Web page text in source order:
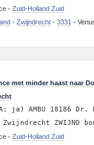
- Zuid-Holland Zuid
- Zwijndrecht- 3331 -
met minder haast naar
ja) AMBU 18186 Dr.
Zwijndrecht ZWIJND
- Zuid-Holland Zuid